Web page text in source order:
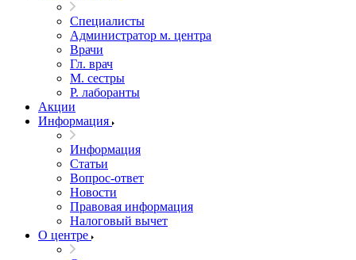
Специалисты
Администратор м. центра
Врачи
Гл. врач
М. сестры
Р. лаборанты
Акции
Информация
Информация
Статьи
Вопрос-ответ
Новости
Правовая информация
Налоговый вычет
О центре